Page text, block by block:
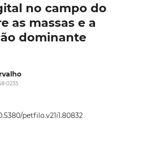
no campo do
as massas e a
dominante
0235
petfilo.v21i1.80832